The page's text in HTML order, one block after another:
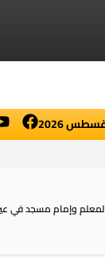
وإمام مسجد في